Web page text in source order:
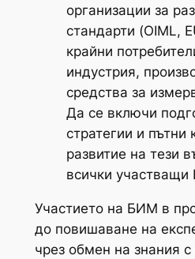
организации за
стандарти (OIML,
крайни
индустрия,
средства за
Да се включи
стратегии и пътни
развитие на тези
всички
Участието на БИМ в
до повишаване на
чрез обмен на знания с